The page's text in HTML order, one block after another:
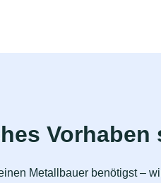
Metallbauer benötigst –